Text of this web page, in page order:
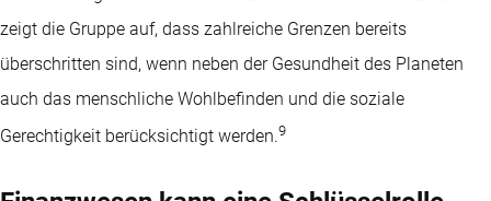
zeigt die Gruppe auf, dass zahlreiche Grenzen bereits
überschritten sind, wenn neben der Gesundheit des Planeten
auch das menschliche Wohlbefinden und die soziale
Gerechtigkeit berücksichtigt werden.9